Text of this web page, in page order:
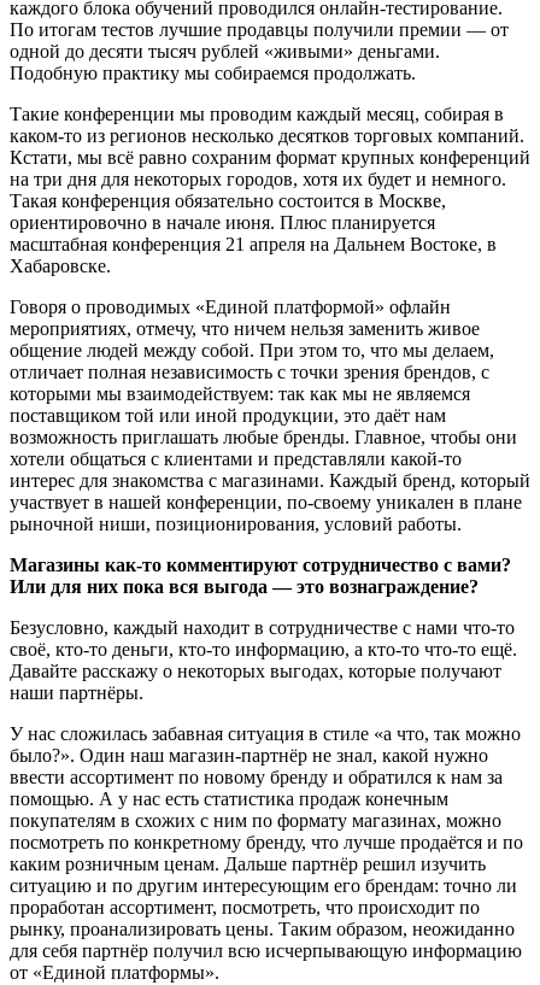
каждого блока обучений проводился онлайн-тестирование.
По итогам тестов лучшие продавцы получили премии — от
одной до десяти тысяч рублей «живыми» деньгами.
Подобную практику мы собираемся продолжать.
Такие конференции мы проводим каждый месяц, собирая в
каком-то из регионов несколько десятков торговых компаний.
Кстати, мы всё равно сохраним формат крупных конференций
на три дня для некоторых городов, хотя их будет и немного.
Такая конференция обязательно состоится в Москве,
ориентировочно в начале июня. Плюс планируется
масштабная конференция 21 апреля на Дальнем Востоке, в
Хабаровске.
Говоря о проводимых «Единой платформой» офлайн
мероприятиях, отмечу, что ничем нельзя заменить живое
общение людей между собой. При этом то, что мы делаем,
отличает полная независимость с точки зрения брендов, с
которыми мы взаимодействуем: так как мы не являемся
поставщиком той или иной продукции, это даёт нам
возможность приглашать любые бренды. Главное, чтобы они
хотели общаться с клиентами и представляли какой-то
интерес для знакомства с магазинами. Каждый бренд, который
участвует в нашей конференции, по-своему уникален в плане
рыночной ниши, позиционирования, условий работы.
Магазины как-то комментируют сотрудничество с вами?
Или для них пока вся выгода — это вознаграждение?
Безусловно, каждый находит в сотрудничестве с нами что-то
своё, кто-то деньги, кто-то информацию, а кто-то что-то ещё.
Давайте расскажу о некоторых выгодах, которые получают
наши партнёры.
У нас сложилась забавная ситуация в стиле «а что, так можно
было?». Один наш магазин-партнёр не знал, какой нужно
ввести ассортимент по новому бренду и обратился к нам за
помощью. А у нас есть статистика продаж конечным
покупателям в схожих с ним по формату магазинах, можно
посмотреть по конкретному бренду, что лучше продаётся и по
каким розничным ценам. Дальше партнёр решил изучить
ситуацию и по другим интересующим его брендам: точно ли
проработан ассортимент, посмотреть, что происходит по
рынку, проанализировать цены. Таким образом, неожиданно
для себя партнёр получил всю исчерпывающую информацию
от «Единой платформы».